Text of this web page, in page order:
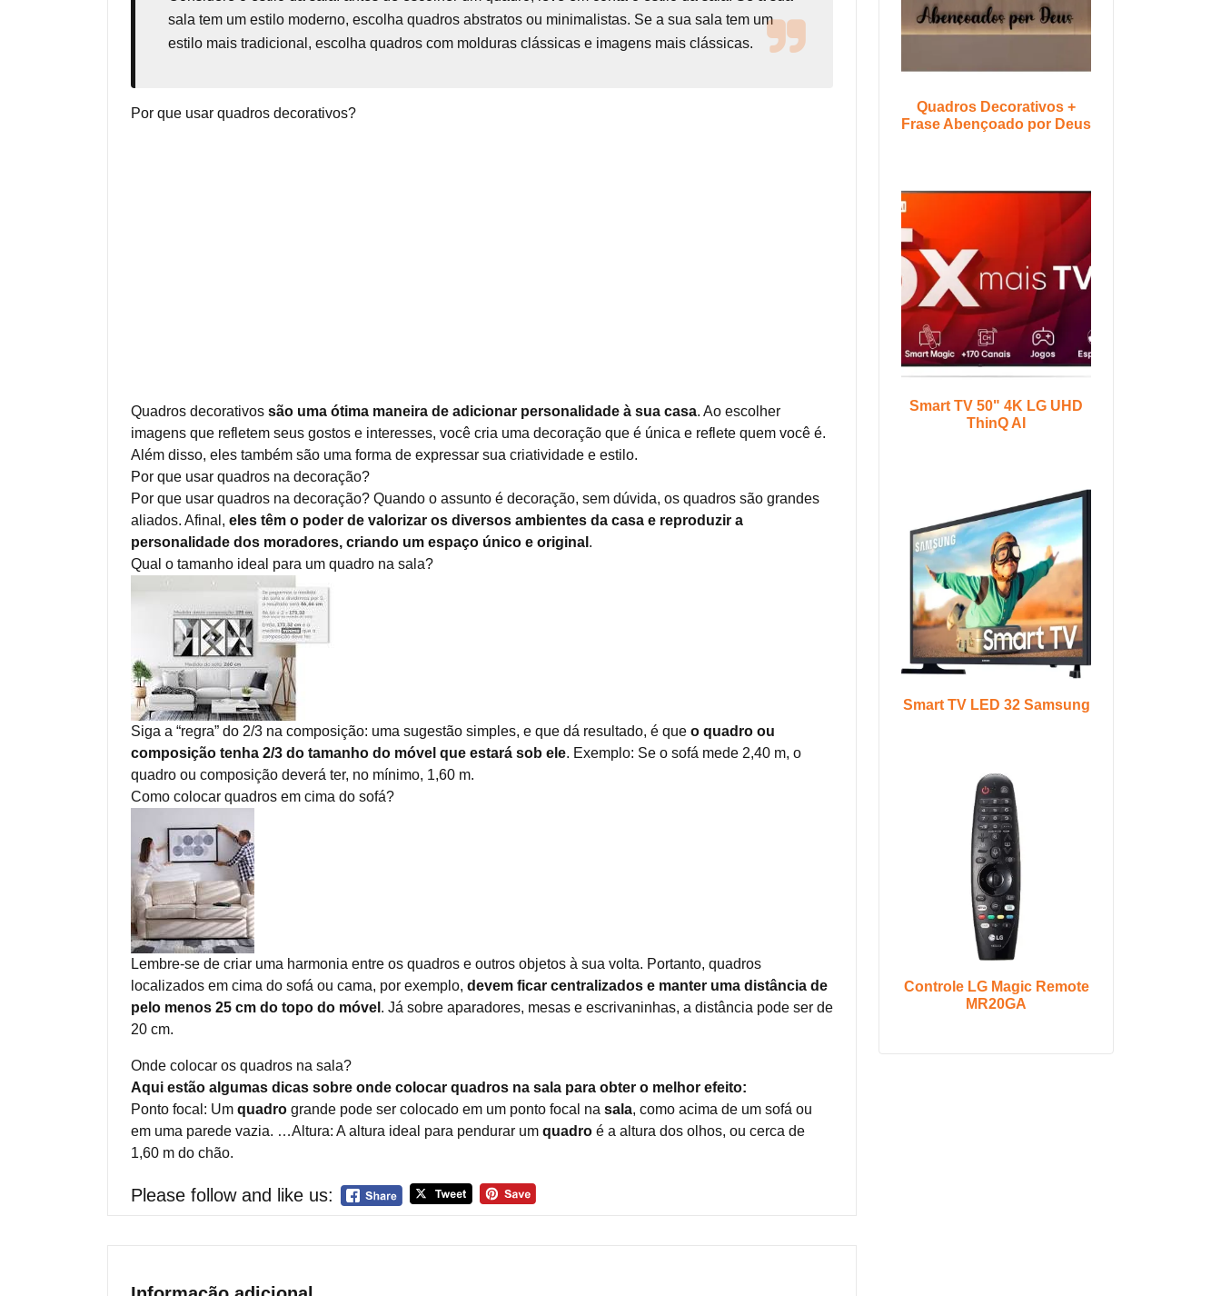
sala tem um estilo moderno, escolha quadros abstratos ou minimalistas. Se a sua sala tem um
estilo mais tradicional, escolha quadros com molduras clássicas e imagens mais clássicas.
Por que usar quadros decorativos?
Quadros decorativos são uma ótima maneira de adicionar personalidade à sua casa. Ao escolher
imagens que refletem seus gostos e interesses, você cria uma decoração que é única e reflete quem você é.
Além disso, eles também são uma forma de expressar sua criatividade e estilo.
Por que usar quadros na decoração?
Por que usar quadros na decoração? Quando o assunto é decoração, sem dúvida, os quadros são grandes
aliados. Afinal, eles têm o poder de valorizar os diversos ambientes da casa e reproduzir a
personalidade dos moradores, criando um espaço único e original .
Qual o tamanho ideal para um quadro na sala?
Siga a “regra” do 2/3 na composição: uma sugestão simples, e que dá resultado, é que o quadro ou
composição tenha 2/3 do tamanho do móvel que estará sob ele. Exemplo: Se o sofá mede 2,40 m, o
quadro ou composição deverá ter, no mínimo, 1,60 m.
Como colocar quadros em cima do sofá?
Lembre-se de criar uma harmonia entre os quadros e outros objetos à sua volta. Portanto, quadros
localizados em cima do sofá ou cama, por exemplo, devem ficar centralizados e manter uma distância de
pelo menos 25 cm do topo do móvel . Já sobre aparadores, mesas e escrivaninhas, a distância pode ser de
20 cm.
Onde colocar os quadros na sala?
Aqui estão algumas dicas sobre onde colocar quadros na sala para obter o melhor efeito:
Ponto focal: Um quadro grande pode ser colocado em um ponto focal na sala, como acima de um sofá ou
em uma parede vazia. …Altura: A altura ideal para pendurar um quadro é a altura dos olhos, ou cerca de
1,60 m do chão.
Please follow and like us:
Quadros Decorativos +
Frase Abençoado por Deus
Smart TV 50" 4K LG UHD
ThinQ AI
Smart TV LED 32 Samsung
Controle LG Magic Remote
MR20GA